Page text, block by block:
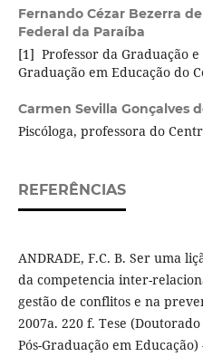
Fernando Cézar Bezerra
Federal da Paraíba
[1] Professor da Graduação e
Graduação em Educação do
Carmen Sevilla Gonçalves
Piscóloga, professora do
REFERÊNCIAS
ANDRADE, F.C. B. Ser uma
da competencia inter-
gestão de conflitos e na
2007a. 220 f. Tese
Pós-Graduação em